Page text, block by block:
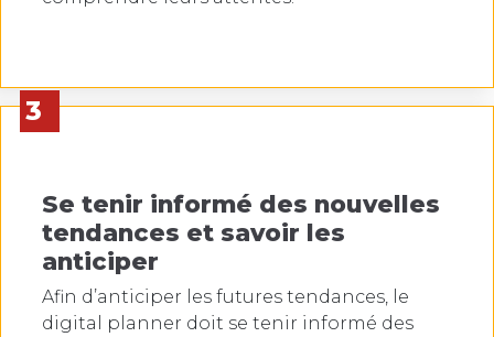
3
Se tenir informé des nouvelles
tendances et savoir les
anticiper
Afin d’anticiper les futures tendances, le
digital planner doit se tenir informé des